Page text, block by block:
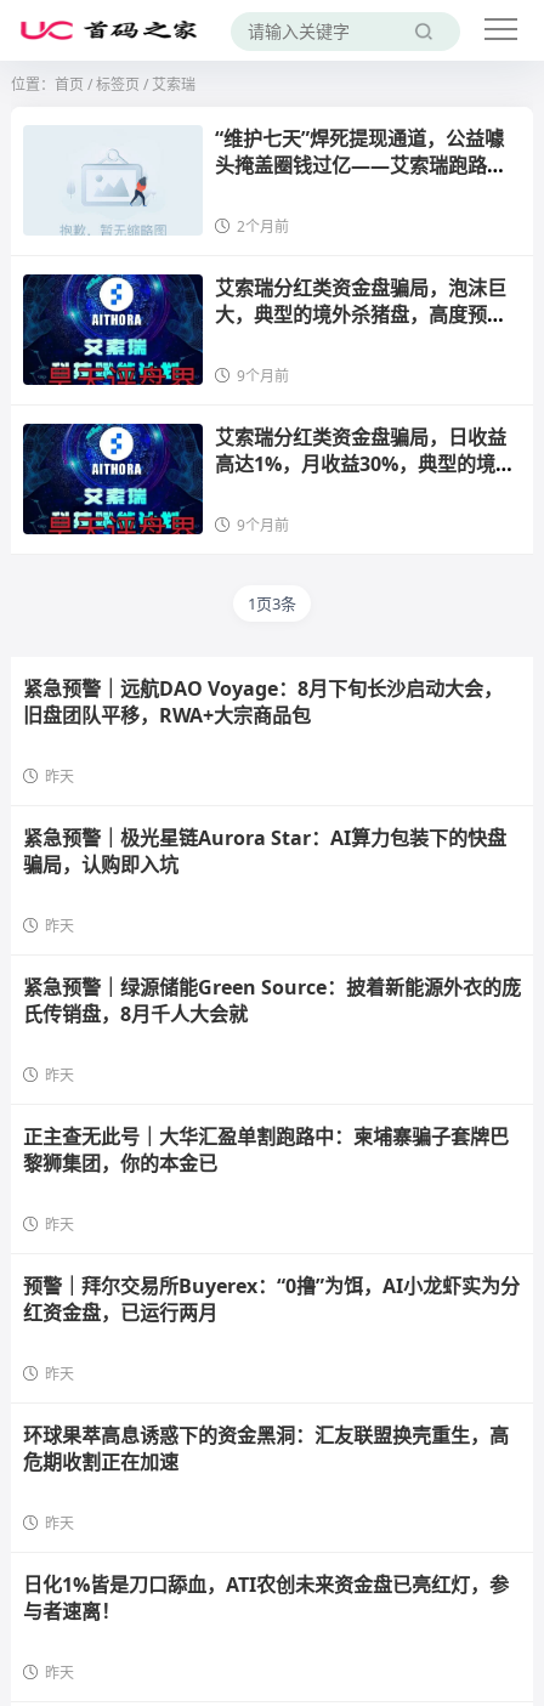
位置： 首页 /标签页 / 艾索瑞
“维护七天”焊死提现通道，公益噱
头掩盖圈钱过亿——艾索瑞跑路前
2个月前
艾索瑞分红类资金盘骗局，泡沫巨
大，典型的境外杀猪盘，高度预
9个月前
艾索瑞分红类资金盘骗局，日收益
高达1%，月收益30%，典型的境外
路！9个月前
1页3条
紧急预警｜远航DAO Voyage：8月下旬长沙启动大会，
旧盘团队平移，RWA+大宗商品包
昨天
紧急预警｜极光星链Aurora Star：AI算力包装下的快盘
骗局，认购即入坑
昨天
紧急预警｜绿源储能Green Source：披着新能源外衣的庞
氏传销盘，8月千人大会就
昨天
正主查无此号｜大华汇盈单割跑路中：柬埔寨骗子套牌巴
黎狮集团，你的本金已
昨天
预警｜拜尔交易所Buyerex：“0撸”为饵，AI小龙虾实为分
红资金盘，已运行两月
昨天
环球果萃高息诱惑下的资金黑洞：汇友联盟换壳重生，高
危期收割正在加速
昨天
日化1%皆是刀口舔血，ATI农创未来资金盘已亮红灯，参
与者速离！
昨天